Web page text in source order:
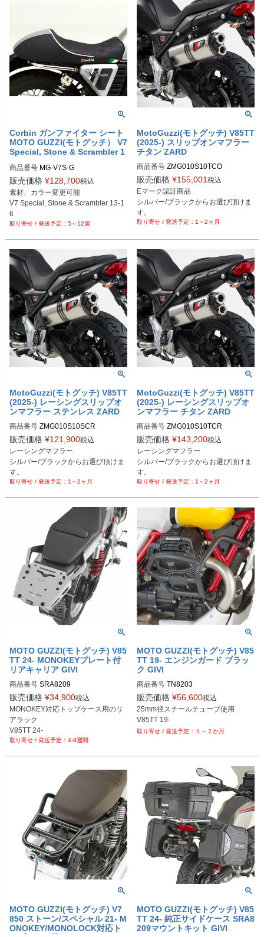
Corbin ガンファイター シート
MOTO GUZZI(モトグッチ） V7
Special, Stone & Scrambler 1
商品番号 MG-V7S-G
販売価格 ¥128,700税込
素材、カラー変更可能
V7 Special, Stone & Scrambler 13-1
6
5～12週
MotoGuzzi(モトグッチ) V85TT
(2025-) スリップオンマフラー
チタン ZARD
商品番号 ZMG010S10TCO
販売価格 ¥155,001 税込
Eマーク認証商品
シルバー/ブラックからお選び頂けま
す。
MotoGuzzi V85TT (2025-)
1～2ヶ月
MotoGuzzi(モトグッチ) V85TT
(2025-) レーシングスリップオ
ンマフラー ステンレス ZARD
商品番号 ZMG010S10SCR
販売価格 ¥121,900税込
レーシングマフラー
シルバー/ブラックからお選び頂けま
す。
MotoGuzzi V85TT (2025-)
1～2ヶ月
MotoGuzzi(モトグッチ) V85TT
(2025-) レーシングスリップオ
ンマフラー チタン ZARD
商品番号 ZMG010S10TCR
販売価格 ¥143,200税込
レーシングマフラー
シルバー/ブラックからお選び頂けま
す。
MotoGuzzi V85TT (2025-)
1～2ヶ月
MOTO GUZZI(モトグッチ) V85
TT 24- MONOKEYプレート付
リアキャリア GIVI
商品番号 SRA8209
販売価格 ¥34,900税込
MONOKEY対応トップケース用のリ
アラック
V85TT 24-
4-8週間
MOTO GUZZI(モトグッチ) V85
TT 19- エンジンガード ブラッ
ク GIVI
商品番号 TN8203
販売価格 ¥56,600税込
25mm径スチールチューブ使用
V85TT 19-
１～２か月
MOTO GUZZI(モトグッチ) V7
850 ストーン/スペシャル 21- M
ONOKEY/MONOLOCK対応ト
MOTO GUZZI(モトグッチ) V85
TT 24- 純正サイドケース SRA8
209マウントキット GIVI